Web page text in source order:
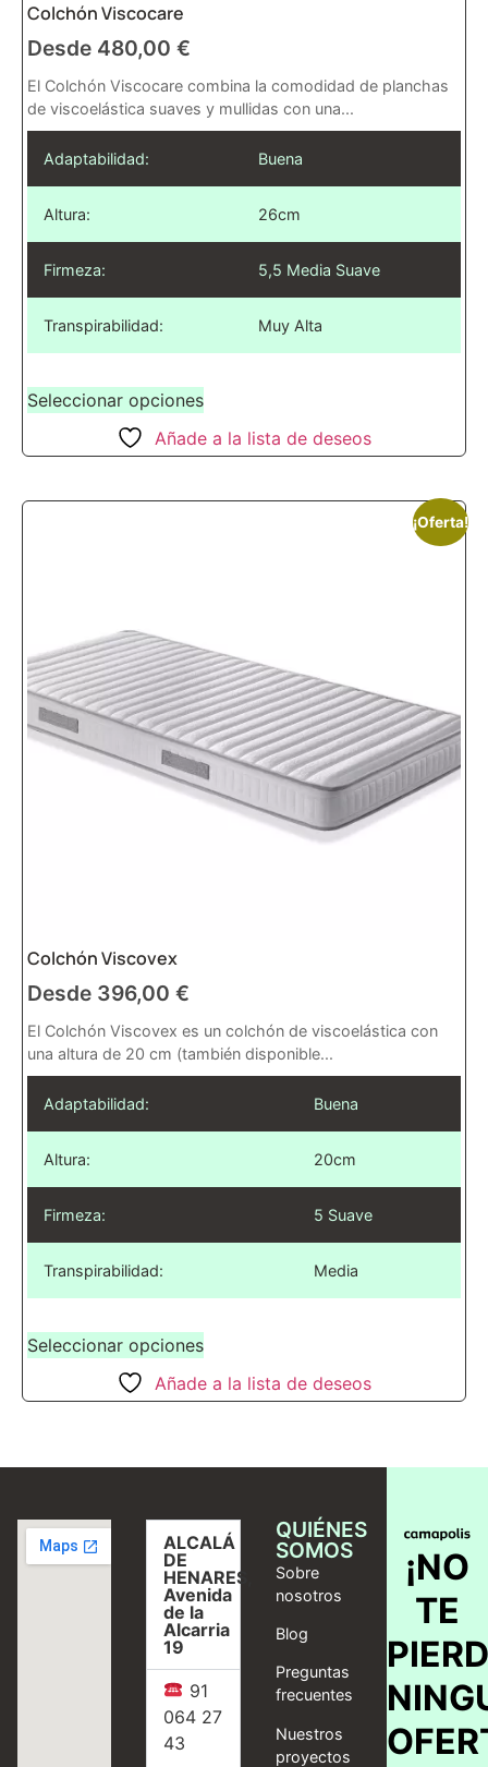
Colchón Viscocare
Desde 480,00 €
El Colchón Viscocare combina la comodidad de planchas
de viscoelástica suaves y mullidas con una...
Adaptabilidad: Buena
Altura: 26cm
Firmeza: 5,5 Media Suave
Transpirabilidad: Muy Alta
Seleccionar opciones
Añade a la lista de deseos
¡Oferta!
Colchón Viscovex
Desde 396,00 €
El Colchón Viscovex es un colchón de viscoelástica con
una altura de 20 cm (también disponible...
Adaptabilidad: Buena
Altura: 20cm
Firmeza: 5 Suave
Transpirabilidad: Media
Seleccionar opciones
Añade a la lista de deseos
ALCALÁ
DE
HENARES,
Avenida
de la
Alcarria
19
91
064 27
43
QUIÉNES
SOMOS
Sobre
nosotros
Blog
Preguntas
frecuentes
Nuestros
proyectos
¡NO
TE